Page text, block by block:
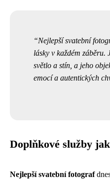
Nejlepší svatební
lásky v každém
světlo a stín, a jeho
emocí a autentických
Doplňkové služby
Nejlepší svatební fotograf